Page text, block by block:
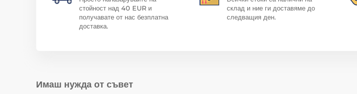
стойност над 40 EUR и
получавате от нас безплатна
доставка.
склад и ние ги доставяме до
следващия ден.
Имаш нужда от съвет